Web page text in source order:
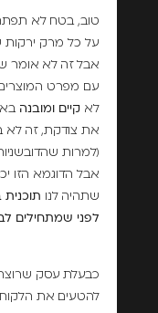
טוב, בטח לא
על כל מרק
אבל זה לא אומר
עם מפרט המוצרים
לא קיים ומובנה
את צודקת, זה לא
(למרות
אבל הדוגמא הזו
שתהיה לנו תוכנית
לפני שמתחילים
כבעלת עסק
להטעים את